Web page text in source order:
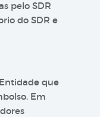
pelo SDR
do SDR e
que
Em